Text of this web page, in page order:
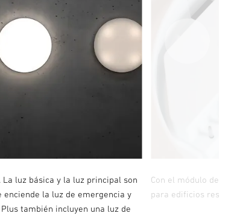
luz básica y la luz principal son
enciende la luz de emergencia y
también incluyen una luz de
Con el módulo de
para edificios